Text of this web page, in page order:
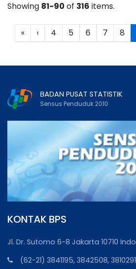
Showing 81-90 of 316 items.
« ‹ 4 5 6 7 8
BADAN PUSAT STATISTIK
Sensus Penduduk 2010
KONTAK BPS
Jl. Dr. Sutomo 6-8 Jakarta 10710
(62-21) 3841195, 3842508, 3810291